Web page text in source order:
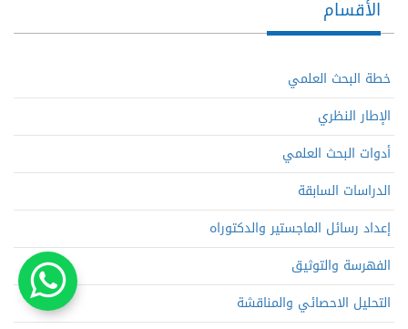
الأقسام
خطة البحث العلمي
الإطار النظري
أدوات البحث العلمي
الدراسات السابقة
إعداد رسائل الماجستير والدكتوراه
الفهرسة والتوثيق
التحليل الاحصائي والمناقشة